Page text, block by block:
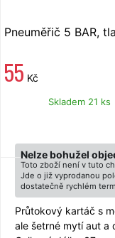
Pneuměřič 5 BAR,
55 Kč
Skladem 21 ks
Nelze bohužel
Toto zboží není v tuto
Jde o již vyprodanou
dostatečně rychlém
Průtokový kartáč s
ale šetrné mytí aut a